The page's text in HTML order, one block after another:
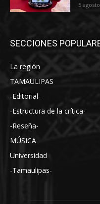
5
SECCIONES
La región
TAMAULIPAS
-Editorial-
-Estructura de la crítica-
-Reseña-
MÚSICA
Universidad
-Tamaulipas-